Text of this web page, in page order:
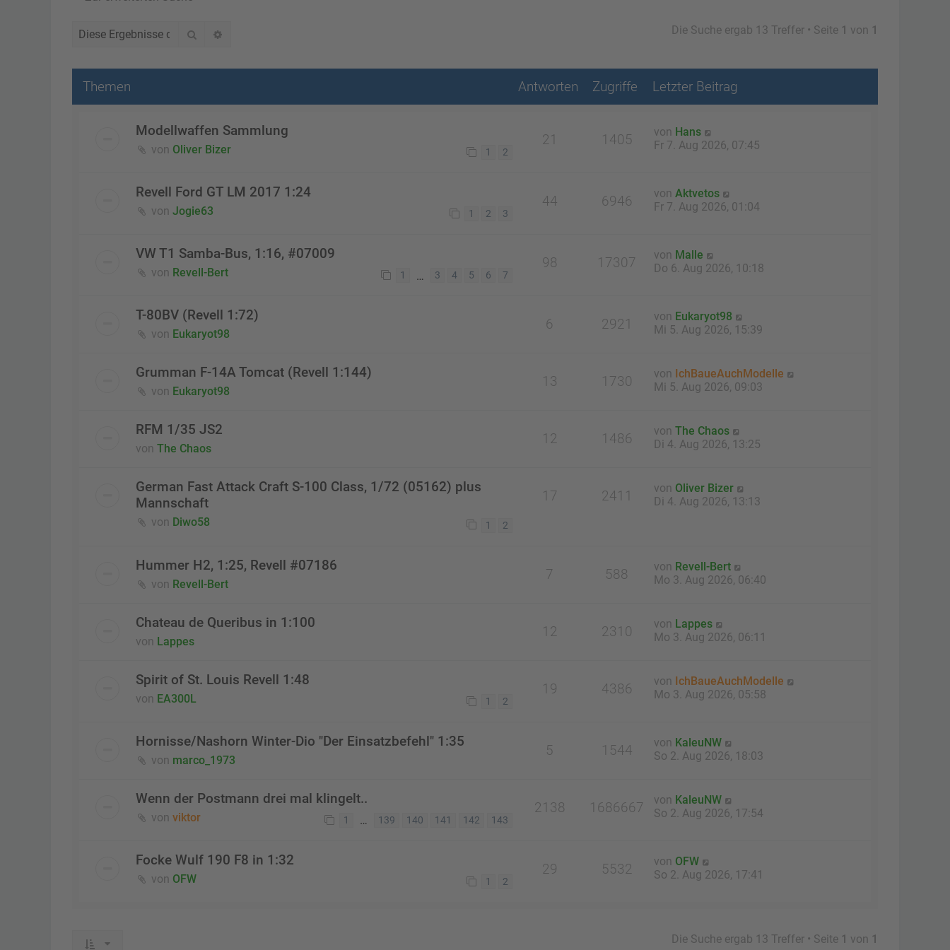
Suche Die Suche ergab 13 Treffer • Seite 1 von 1
Themen Antworten Zugriffe Letzter Beitrag
Modellwaffen Sammlung
von Oliver Bizer 1 2
21 1405 von Hans
Fr 7. Aug 2026, 07:45
Revell Ford GT LM 2017 1:24
von Jogie63 1 2 3
44 6946 von Aktvetos
Fr 7. Aug 2026, 01:04
VW T1 Samba-Bus, 1:16, #07009
von Revell-Bert 1 … 3 4 5 6 7
98 17307 von Malle
Do 6. Aug 2026, 10:18
T-80BV (Revell 1:72)
von Eukaryot98
6 2921 von Eukaryot98
Mi 5. Aug 2026, 15:39
Grumman F-14A Tomcat (Revell 1:144)
von Eukaryot98
13 1730 von IchBaueAuchModelle
Mi 5. Aug 2026, 09:03
RFM 1/35 JS2
von The Chaos
12 1486 von The Chaos
Di 4. Aug 2026, 13:25
German Fast Attack Craft S-100 Class, 1/72 (05162) plus
Mannschaft
von Diwo58 1 2
17 2411 von Oliver Bizer
Di 4. Aug 2026, 13:13
Hummer H2, 1:25, Revell #07186
von Revell-Bert
7 588 von Revell-Bert
Mo 3. Aug 2026, 06:40
Chateau de Queribus in 1:100
von Lappes
12 2310 von Lappes
Mo 3. Aug 2026, 06:11
Spirit of St. Louis Revell 1:48
von EA300L 1 2
19 4386 von IchBaueAuchModelle
Mo 3. Aug 2026, 05:58
Hornisse/Nashorn Winter-Dio "Der Einsatzbefehl" 1:35
von marco_1973
5 1544 von KaleuNW
So 2. Aug 2026, 18:03
Wenn der Postmann drei mal klingelt..
von viktor 1 … 139 140 141 142 143
2138 1686667 von KaleuNW
So 2. Aug 2026, 17:54
Focke Wulf 190 F8 in 1:32
von OFW 1 2
29 5532 von OFW
So 2. Aug 2026, 17:41
Die Suche ergab 13 Treffer • Seite 1 von 1